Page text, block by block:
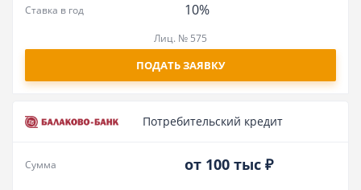
10%
Ставка в год
Лиц. № 575
ПОДАТЬ ЗАЯВКУ
Потребительский кредит
от 100 тыс ₽
Сумма